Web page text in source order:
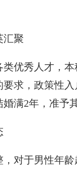
汇聚
优秀人才，
求，政策性
满2年，准予
对于男性年